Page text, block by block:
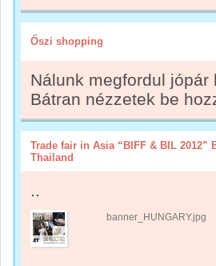
Őszi shopping
Nálunk megfordul
Bátran nézzetek be
Trade fair in Asia “BIFF & BIL 2012”
Thailand
..
banner_HUNGARY.jpg